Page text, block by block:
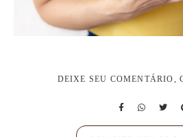
DEIXE SEU COMENTÁRIO,